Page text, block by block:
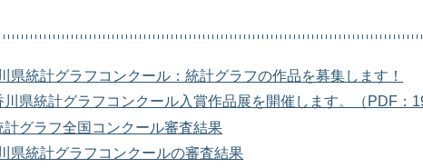
県統計グラフコンクール：統計グラフの作品を募集します！
川県統計グラフコンクール入賞作品展を開催します。（PDF：
計グラフ全国コンクール審査結果
県統計グラフコンクールの審査結果